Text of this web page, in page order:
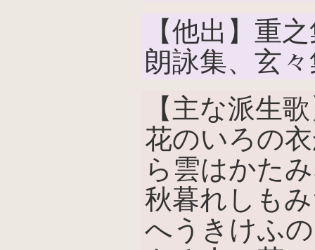
【他出】重
朗詠集、玄
【主な派生
花のいろの
ら雲はかた
秋暮れしも
へうきけふ